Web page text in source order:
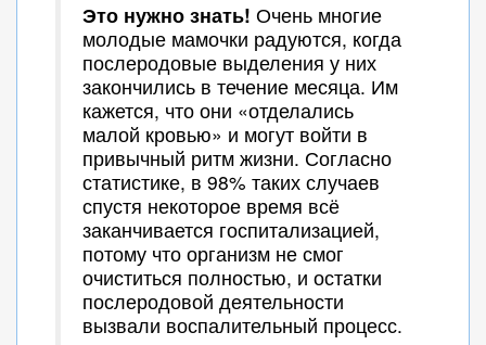
Это нужно знать! Очень многие
молодые мамочки радуются, когда
послеродовые выделения у них
закончились в течение месяца. Им
кажется, что они «отделались
малой кровью» и могут войти в
привычный ритм жизни. Согласно
статистике, в 98% таких случаев
спустя некоторое время всё
заканчивается госпитализацией,
потому что организм не смог
очиститься полностью, и остатки
послеродовой деятельности
вызвали воспалительный процесс.